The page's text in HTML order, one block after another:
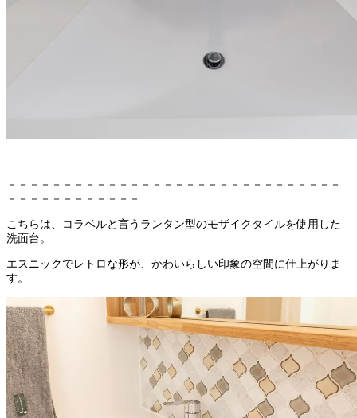
－－－－－－－－－－－－－－－－－－－－－－－－－－－－－－
－－－－－－－－－－－－
こちらは、コラベルと言うランタン型のモザイクタイルを使用した
洗面台。
エスニックでレトロな形が、かわいらしい印象の空間に仕上がりま
す。